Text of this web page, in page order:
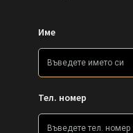
Име
Тел. номер